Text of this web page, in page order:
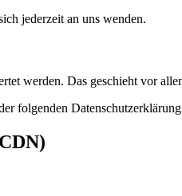
jederzeit an uns wenden.
werden. Das geschieht vor
folgenden